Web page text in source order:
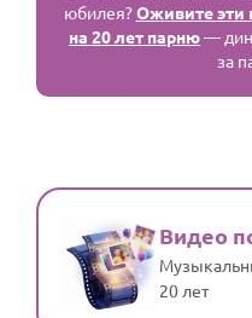
юбилея?Оживите эти
на 20 лет парню—
за
Видео
20 лет